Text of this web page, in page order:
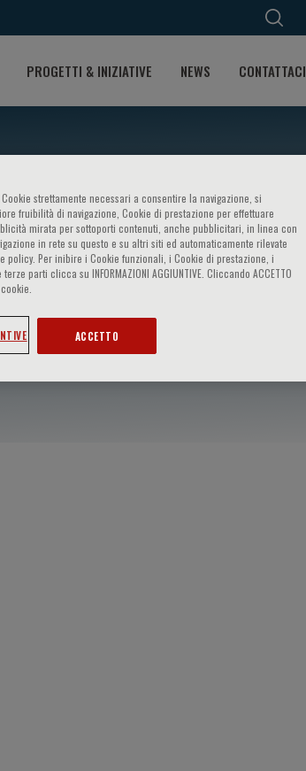
PROGETTI & INIZIATIVE NEWS CONTATTACI
strettamente necessari a consentire la navigazione, si
fruibilità di navigazione, Cookie di prestazione per effettuare
mirata per sottoporti contenuti, anche pubblicitari, in linea con
in rete su questo e su altri siti ed automaticamente rilevate
policy. Per inibire i Cookie funzionali, i Cookie di prestazione, i
parti clicca su INFORMAZIONI AGGIUNTIVE. Cliccando ACCETTO
ACCETTO